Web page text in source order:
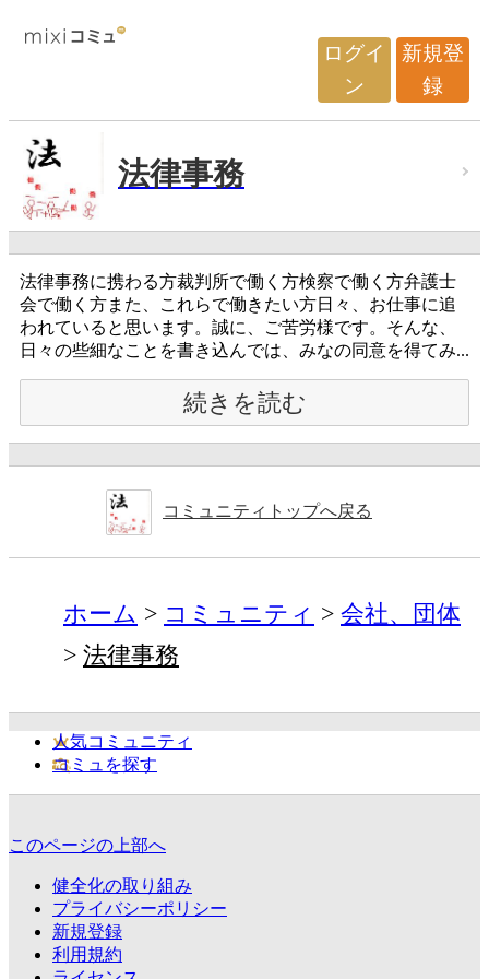
ログイ
ン
新規登
録
法律事務
法律事務に携わる方裁判所で働く方検察で働く方弁護士
会で働く方また、これらで働きたい方日々、お仕事に追
われていると思います。誠に、ご苦労様です。そんな、
日々の些細なことを書き込んでは、みなの同意を得てみ...
続きを読む
コミュニティトップへ戻る
ホーム コミュニティ
会社、団体
法律事務
人気コミュニティ
コミュを探す
このページの上部へ
健全化の取り組み
プライバシーポリシー
新規登録
利用規約